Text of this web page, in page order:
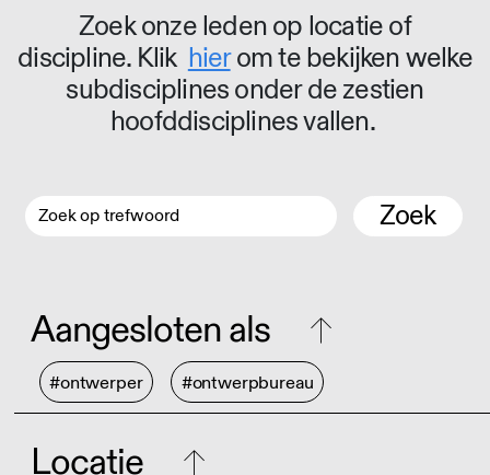
Zoek onze leden op locatie of
discipline. Klik hierom te bekijken welke
subdisciplines onder de zestien
hoofddisciplines vallen.
Zoek
Aangesloten als
#ontwerper #ontwerpbureau
Locatie